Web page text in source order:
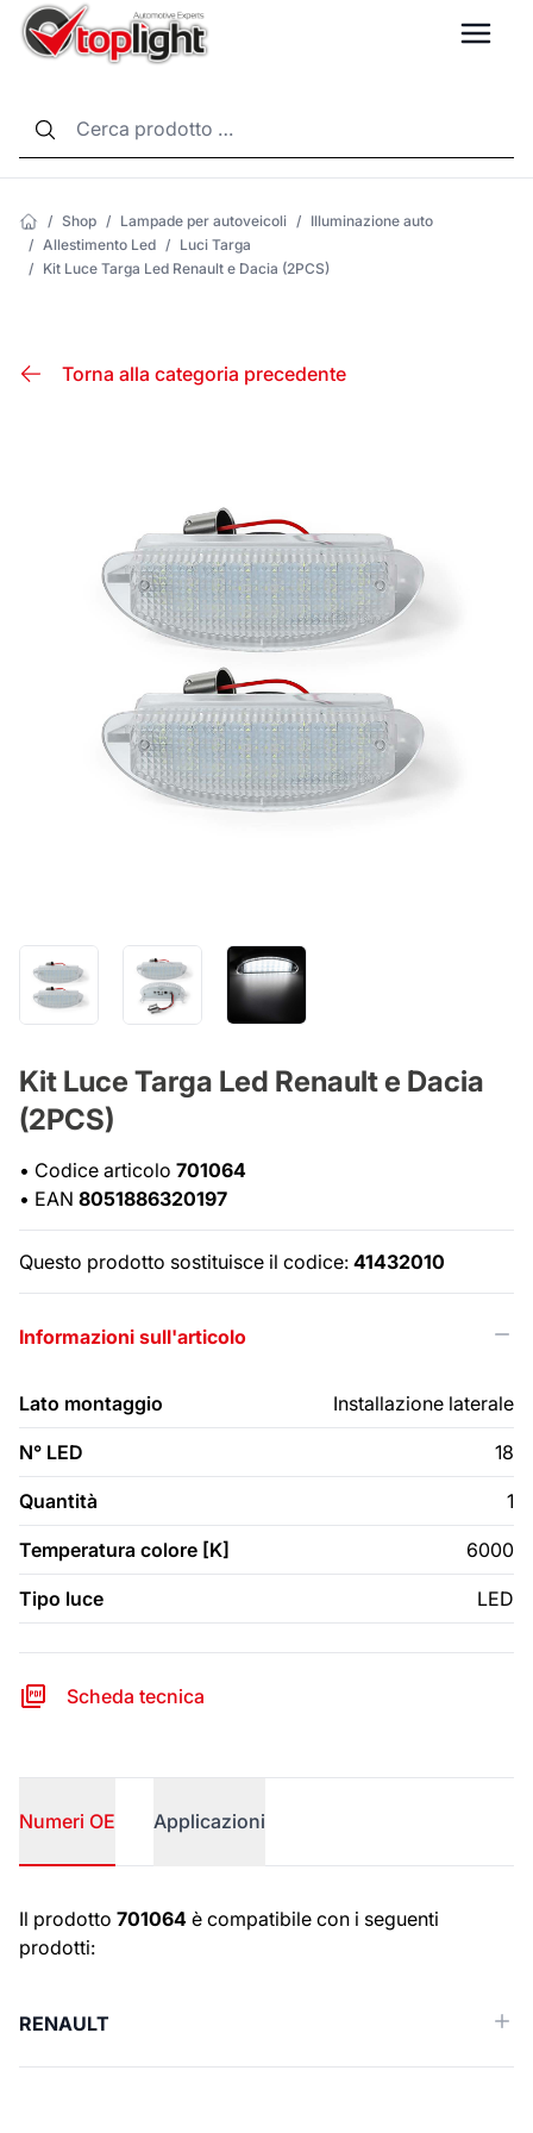
/ Shop / Lampade per autoveicoli / Illuminazione auto
/ Allestimento Led / Luci Targa
/ Kit Luce Targa Led Renault e Dacia (2PCS)
Torna alla categoria precedente
Kit Luce Targa Led Renault e Dacia
(2PCS)
• Codice articolo 701064
• EAN 8051886320197
Questo prodotto sostituisce il codice: 41432010
Informazioni sull'articolo
Lato montaggio Installazione laterale
N° LED 18
Quantità 1
Temperatura colore [K] 6000
Tipo luce LED
Scheda tecnica
Numeri OE Applicazioni
Numeri OE
Il prodotto 701064 è compatibile con i seguenti
prodotti:
RENAULT